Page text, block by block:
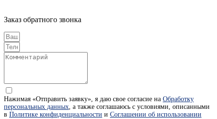
Заказ обратного звонка
Нажимая «Отправить заявку», я даю свое согласие на Обработку
персональных данных, а также соглашаюсь с условиями, описанными
в Политике конфиденциальности и Соглашении об использовании